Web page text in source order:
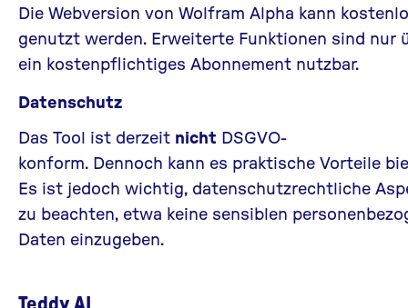
Die Webversion von Wolfram Alpha kann
genutzt werden. Erweiterte Funktionen sind nur
ein kostenpflichtiges Abonnement nutzbar.
Datenschutz
Das Tool ist derzeit nicht DSGVO-
konform. Dennoch kann es praktische Vorteile
Es ist jedoch wichtig, datenschutzrechtliche
zu beachten, etwa keine sensiblen
Daten einzugeben.
Teddy AI